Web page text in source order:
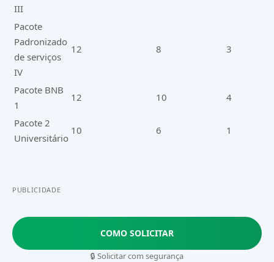
III
Pacote
Padronizado
de serviços
IV
12 8 3
Pacote BNB
1
12 10 4
Pacote 2
Universitário
10 6 1
PUBLICIDADE
COMO SOLICITAR
🔒 Solicitar com segurança